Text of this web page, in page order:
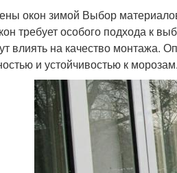
окон зимой Выбор
требует особого подхода к
влиять на качество монтажа.
и устойчивостью к морозам.